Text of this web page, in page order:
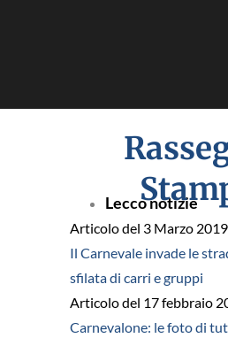
Lecco notizie
Articolo del 3 Marzo
Il Carnevale invade le
sfilata di carri e gruppi
Articolo del 17 febbraio
Carnevalone: le foto di